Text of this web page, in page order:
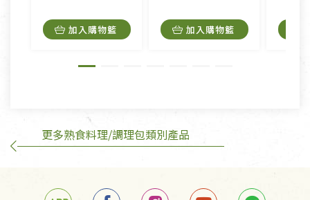
內衣褲、襪子、口罩個人衛生用品除商品本身有瑕疵
外,依據《通訊交易解除權合理例外情事適用準
加入購物籃 加入購物籃
更多熟食料理/調理包類別產品